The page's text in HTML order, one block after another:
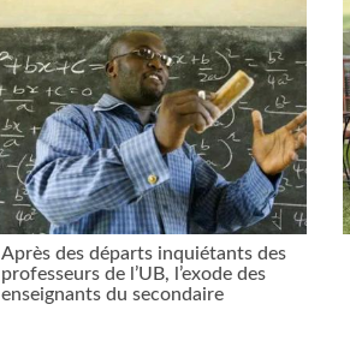
Après des départs inquiétants des
professeurs de l’UB, l’exode des
enseignants du secondaire